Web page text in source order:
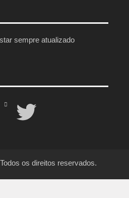
sempre atualizado
Twitter
os direitos reservados.